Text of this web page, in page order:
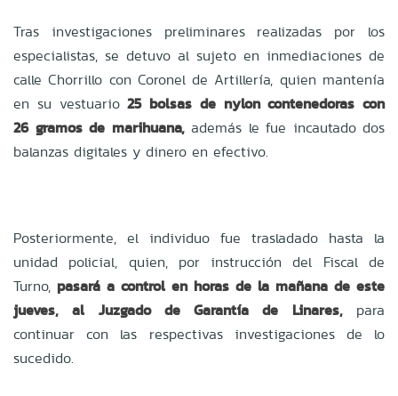
Tras investigaciones preliminares realizadas por los
especialistas, se detuvo al sujeto en inmediaciones de
calle Chorrillo con Coronel de Artillería, quien mantenía
en su vestuario25 bolsas de nylon contenedoras con
26 gramos de marihuana,además le fue incautado dos
balanzas digitales y dinero en efectivo.
Posteriormente, el individuo fue trasladado hasta la
unidad policial, quien, por instrucción del Fiscal de
Turno, pasará a control en horas de la mañana de este
jueves, al Juzgado de Garantía de Linares,para
continuar con las respectivas investigaciones de lo
sucedido.